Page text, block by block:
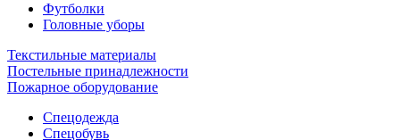
Футболки
Головные уборы
Текстильные материалы
Постельные принадлежности
Пожарное оборудование
Спецодежда
Спецобувь